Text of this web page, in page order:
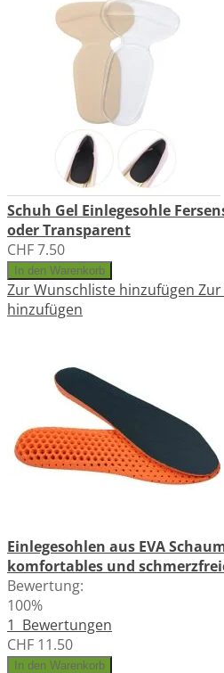
Schuh Gel Einlegesohle
oder Transparent
CHF 7.50
In den Warenkorb
Zur Wunschliste hinzufügen
hinzufügen
Einlegesohlen aus EVA
komfortables und
Bewertung:
100%
1 Bewertungen
CHF 11.50
In den Warenkorb